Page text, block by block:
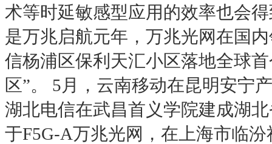
术等时延敏感型应用的
是万兆启航元年，万兆光网在国
信杨浦区保利天汇小区落地全球
区”。 5月，云南移动在昆明安宁
湖北电信在武昌首义学院建成湖
于F5G-A万兆光网，在上海市临